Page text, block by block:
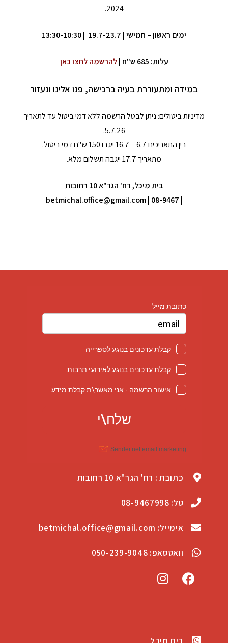
2024.
ימים ראשון – חמישי | 19.7-23.7 | 13:30-10:30
עלות: 685 ש"ח | להרשמה לחצו כאן
במידה ומתעוררת בעיה ברכישה, פנו אלינו ונעזור
מדיניות ביטולים: ניתן לבטל הרשמה ללא דמי ביטול עד לתאריך
5.7.26.
בין התאריכים 6.7 – 16.7 ייגבו 150 ש"ח דמי ביטול.
מתאריך 17.7 ייגבה תשלום מלא.
בית מיכל, רח' הגר"א 10 רחובות
|
betmichal.office@gmail.com| 08-9467
כתובת : רח' הגר"א 10 רחובות
טל: 08-9467998
אימייל: betmichal.office@gmail.com
וואטסאפ: 050-239-9048
בית מיכל